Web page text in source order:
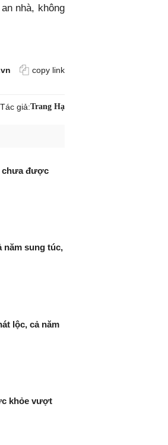
nhà, không
copy link
Tác giả:Trang Hạ
chưa được
năm sung túc,
lộc, cả năm
khỏe vượt